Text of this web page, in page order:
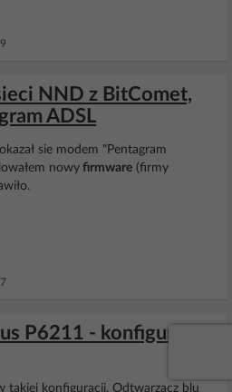
NND z BitComet,
ADSL
sie modem "Pentagram
nowy firmware (firmy
P6211 - konfiguracja
takiej konfiguracji. Odtwarzacz blu